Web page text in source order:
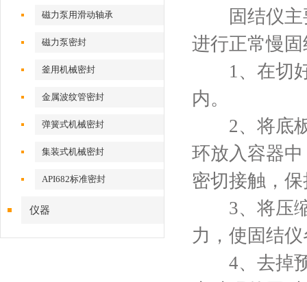
磁力泵用滑动轴承
磁力泵密封
釜用机械密封
金属波纹管密封
弹簧式机械密封
集装式机械密封
API682标准密封
仪器
固结仪主要
进行正常慢
1、在切好
内。
2、将底板
环放入容器
密切接触，
3、将压缩
力，使固结
4、去掉预